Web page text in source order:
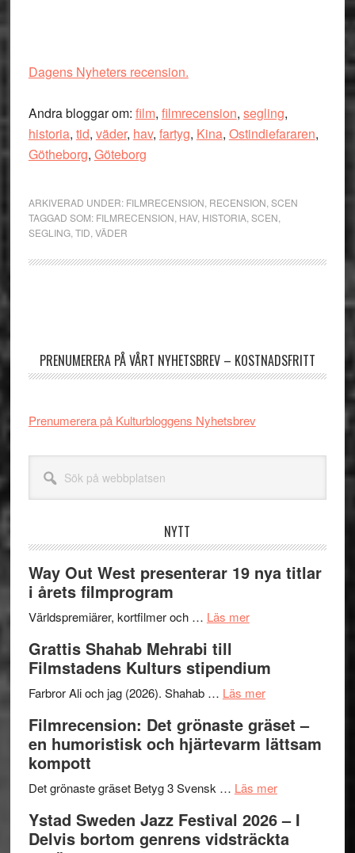
Dagens Nyheters recension.
Andra bloggar om: film, filmrecension, segling,
historia, tid, väder, hav, fartyg, Kina, Ostindiefararen,
Götheborg, Göteborg
ARKIVERAD UNDER: FILMRECENSION RECENSION SCEN
TAGGAD SOM: FILMRECENSION HAV, HISTORIA, SCEN
SEGLING, TID VÄDER
PRENUMERERA PÅ VÅRT NYHETSBREV – KOSTNADSFRITT
Prenumerera på Kulturbloggens Nyhetsbrev
webbplatsen
NYTT
Way Out West presenterar 19 nya titlar
i årets filmprogram
Världspremiärer, kortfilmer och … Läs merom
West
presenterar
nya
titlar
årets
Grattis Shahab Mehrabi till
Filmstadens Kulturs stipendium
Farbror Ali och jag (2026). Shahab … Läs merom
Shahab
Mehrabi
Filmstadens
stipendium
Filmrecension: Det grönaste gräset –
en humoristisk och hjärtevarm lättsam
kompott
Det grönaste gräset Betyg 3 Svensk … Läs merom
Det
grönaste
Ystad Sweden Jazz Festival 2026 – I
Delvis bortom genrens vidsträckta